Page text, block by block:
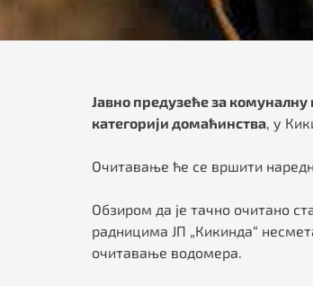
Јавно предузеће за комуналну
категорији домаћинства, у
Очитавање ће се вршити
Обзиром да је тачно очитано
радницима ЈП „Кикинда“
очитавање водомера.